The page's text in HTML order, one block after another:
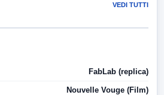
VEDI TUTTI
FabLab (replica)
Nouvelle Vouge (Film)